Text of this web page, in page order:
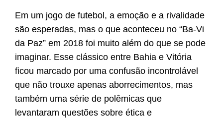
Em um jogo de futebol, a emoção e a rivalidade
são esperadas, mas o que aconteceu no “Ba-Vi
da Paz” em 2018 foi muito além do que se pode
imaginar. Esse clássico entre Bahia e Vitória
ficou marcado por uma confusão incontrolável
que não trouxe apenas aborrecimentos, mas
também uma série de polêmicas que
levantaram questões sobre ética e